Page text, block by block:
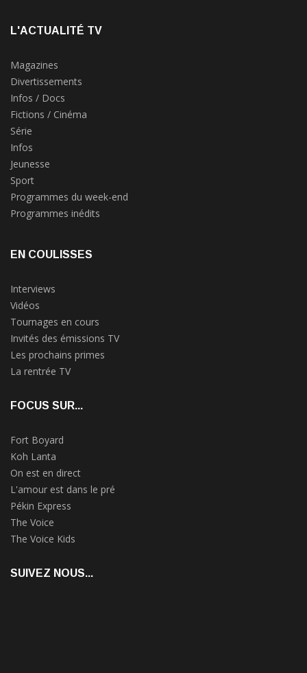
L'ACTUALITÉ TV
Magazines
Divertissements
Infos / Docs
Fictions / Cinéma
Série
Infos
Jeunesse
Sport
Programmes du week-end
Programmes inédits
EN COULISSES
Interviews
Vidéos
Tournages en cours
Invités des émissions TV
Les prochains primes
La rentrée TV
FOCUS SUR...
Fort Boyard
Koh Lanta
On est en direct
L'amour est dans le pré
Pékin Express
The Voice
The Voice Kids
SUIVEZ NOUS...